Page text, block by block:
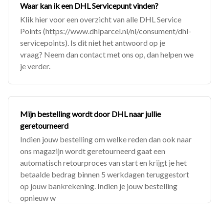
Waar kan ik een DHL Servicepunt vinden?
Klik hier voor een overzicht van alle DHL Service
Points (https://www.dhlparcel.nl/nl/consument/dhl-
servicepoints). Is dit niet het antwoord op je
vraag? Neem dan contact met ons op, dan helpen we
je verder.
Mijn bestelling wordt door DHL naar jullie
geretourneerd
Indien jouw bestelling om welke reden dan ook naar
ons magazijn wordt geretourneerd gaat een
automatisch retourproces van start en krijgt je het
betaalde bedrag binnen 5 werkdagen teruggestort
op jouw bankrekening. Indien je jouw bestelling
opnieuw w